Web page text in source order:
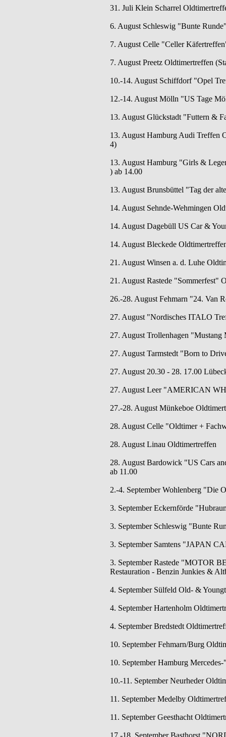
31. Juli Klein Scharrel
6. August Schleswig "Bunte
7. August Celle "Celler
7. August Preetz Oldtimertreffen
10.-14. August Schiffdorf "Opel
12.-14. August Mölln "US Tage
13. August Glückstadt "Futtern &
13. August Hamburg Audi Treffen
4)
13. August Hamburg "Girls &
) ab 14.00
13. August Brunsbüttel "Tag der
14. August Sehnde-Wehmingen
14. August Dagebüll US Car &
14. August Bleckede
21. August Winsen a. d. Luhe
21. August Rastede "Sommerfest"
26.-28. August Fehmarn "24. Van
27. August "Nordisches ITALO
27. August Trollenhagen
27. August Tarmstedt "Born to
27. August 20.30 - 28. 17.00
27. August Leer "AMERICAN
27.-28. August Münkeboe
28. August Celle "Oldtimer +
28. August Linau Oldtimertreffen
28. August Bardowick "US Cars
ab 11.00
2.-4. September Wohlenberg "Die
3. September Eckernförde
3. September Schleswig "Bunte
3. September Samtens "JAPAN
3. September Rastede "MOTOR
Restauration - Benzin Junkies &
4. September Sülfeld Old- &
4. September Hartenholm
4. September Bredstedt
10. September Fehmarn/Burg
10. September Hamburg
10.-11. September Neurheder
11. September Medelby
11. September Geesthacht
17.-18. September Basthorst